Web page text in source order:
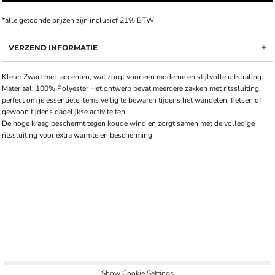
*alle getoonde prijzen zijn inclusief 21% BTW
VERZEND INFORMATIE
Kleur: Zwart met accenten, wat zorgt voor een moderne en stijlvolle uitstraling.
Materiaal: 100% Polyester Het ontwerp bevat meerdere zakken met ritssluiting,
perfect om je essentiële items veilig te bewaren tijdens het wandelen, fietsen of
gewoon tijdens dagelijkse activiteiten.
De hoge kraag beschermt tegen koude wind en zorgt samen met de volledige
ritssluiting voor extra warmte en bescherming